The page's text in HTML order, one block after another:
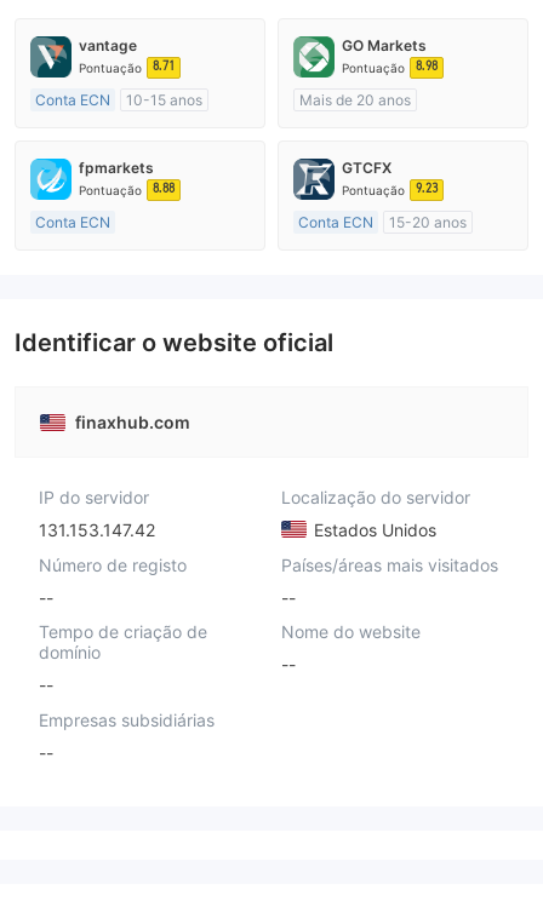
vantage
Pontuação 8.71
Conta ECN
10-15 anos
Market Marketing (MM)
Etiqueta principal MT4
GO Markets
Pontuação 8.98
Mais de 20 anos
Market Marketing (MM)
cTrader
fpmarkets
Pontuação 8.88
Conta ECN
Etiqueta principal MT4
GTCFX
Pontuação 9.23
Conta ECN
15-20 anos
Identificar o website oficial
finaxhub.com
IP do servidor
131.153.147.42
Localização do servidor
Estados Unidos
Número de registo
--
Países/áreas mais visitados
--
Tempo de criação de
domínio
--
Nome do website
--
Empresas subsidiárias
--